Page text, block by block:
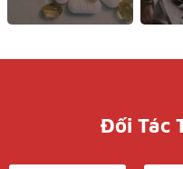
Đối Tác